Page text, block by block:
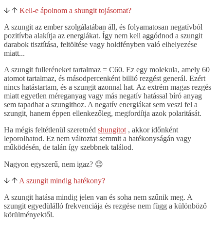
Kell-e ápolnom a shungit tojásomat?
A szungit az ember szolgálatában áll, és folyamatosan negatívból
pozitívba alakítja az energiákat. Így nem kell aggódnod a szungit
darabok tisztítása, feltöltése vagy holdfényben való elhelyezése
miatt...
A szungit fulleréneket tartalmaz = C60. Ez egy molekula, amely 60
atomot tartalmaz, és másodpercenként billió rezgést generál. Ezért
nincs hatástartam, és a szungit azonnal hat. Az extrém magas rezgés
miatt egyetlen méreganyag vagy más negatív hatással bíró anyag
sem tapadhat a szungithoz. A negatív energiákat sem veszi fel a
szungit, hanem éppen ellenkezőleg, megfordítja azok polaritását.
Ha mégis feltétlenül szeretnéd shungitot , akkor időnként
leporolhatod. Ez nem változtat semmit a hatékonyságán vagy
működésén, de talán így szebbnek találod.
Nagyon egyszerű, nem igaz? 😉
A szungit mindig hatékony?
A szungit hatása mindig jelen van és soha nem szűnik meg. A
szungit egyedülálló frekvenciája és rezgése nem függ a különböző
körülményektől.